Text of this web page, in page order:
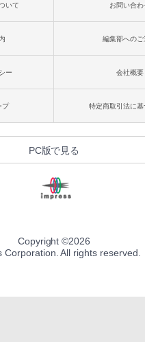
いて お問い合わ
編集部へのご
ー 会社概要
プ 特定商取引法に
PC版で見る
Copyright ©2026
Corporation. All rights reserved.